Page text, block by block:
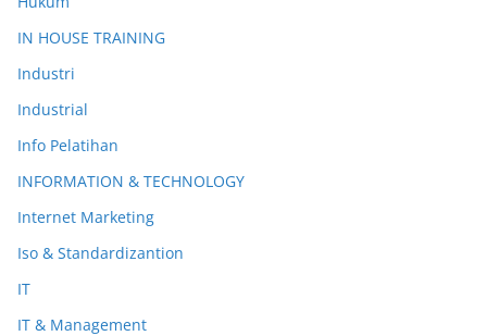
IN HOUSE TRAINING
Industri
Industrial
Info Pelatihan
INFORMATION & TECHNOLOGY
Internet Marketing
Iso & Standardizantion
IT
IT & Management